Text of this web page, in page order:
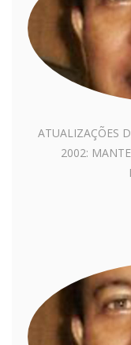
ATUALIZAÇÕES
2002: